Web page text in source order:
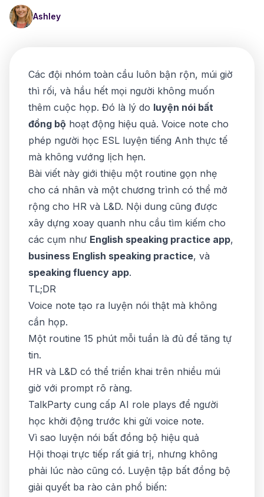
Ashley
Các đội nhóm toàn cầu luôn bận rộn, múi giờ
thì rối, và hầu hết mọi người không muốn
thêm cuộc họp. Đó là lý do luyện nói bất
đồng bộ hoạt động hiệu quả. Voice note cho
phép người học ESL luyện tiếng Anh thực tế
mà không vướng lịch hẹn.
Bài viết này giới thiệu một routine gọn nhẹ
cho cá nhân và một chương trình có thể mở
rộng cho HR và L&D. Nội dung cũng được
xây dựng xoay quanh nhu cầu tìm kiếm cho
các cụm như English speaking practice app,
business English speaking practice, và
speaking fluency app.
TL;DR
Voice note tạo ra luyện nói thật mà không
cần họp.
Một routine 15 phút mỗi tuần là đủ để tăng tự
tin.
HR và L&D có thể triển khai trên nhiều múi
giờ với prompt rõ ràng.
TalkParty cung cấp AI role plays để người
học khởi động trước khi gửi voice note.
Vì sao luyện nói bất đồng bộ hiệu quả
Hội thoại trực tiếp rất giá trị, nhưng không
phải lúc nào cũng có. Luyện tập bất đồng bộ
giải quyết ba rào cản phổ biến: